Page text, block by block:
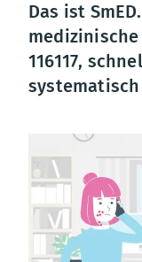
Das ist
116117,